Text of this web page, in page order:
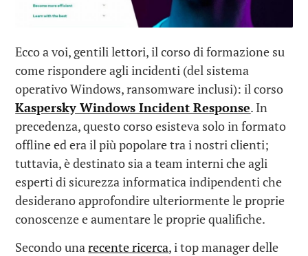
Ecco a voi, gentili lettori, il corso di formazione su
come rispondere agli incidenti (del sistema
operativo Windows, ransomware inclusi): il corso
Kaspersky Windows Incident Response. In
precedenza, questo corso esisteva solo in formato
offline ed era il più popolare tra i nostri clienti;
tuttavia, è destinato sia a team interni che agli
esperti di sicurezza informatica indipendenti che
desiderano approfondire ulteriormente le proprie
conoscenze e aumentare le proprie qualifiche.
Secondo unarecente ricerca, i top manager delle